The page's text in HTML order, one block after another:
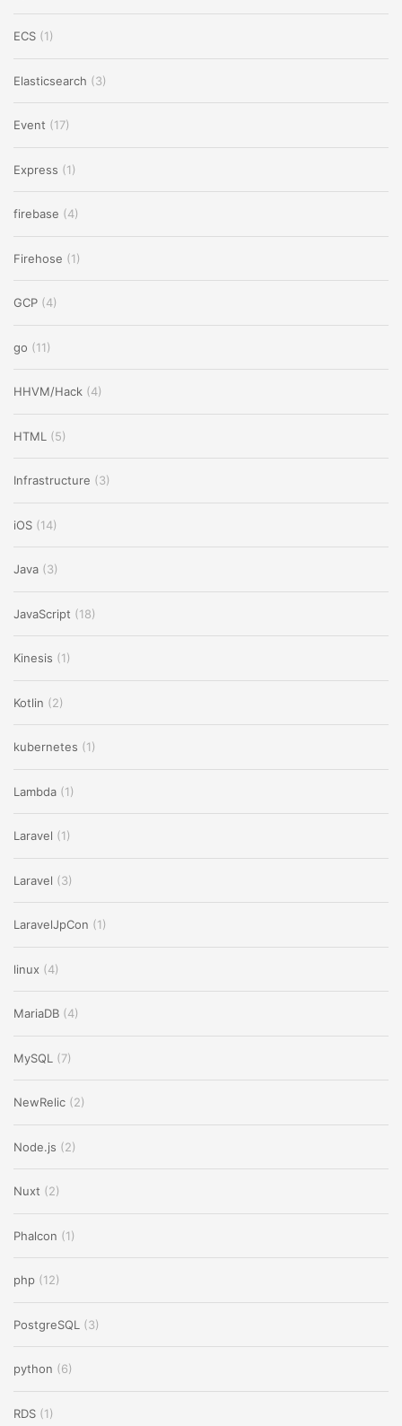
ECS (1)
Elasticsearch (3)
Event (17)
Express (1)
firebase (4)
Firehose (1)
GCP (4)
go (11)
HHVM/Hack (4)
HTML (5)
Infrastructure (3)
iOS (14)
Java (3)
JavaScript (18)
Kinesis (1)
Kotlin (2)
kubernetes (1)
Lambda (1)
Laravel (1)
Laravel (3)
LaravelJpCon (1)
linux (4)
MariaDB (4)
MySQL (7)
NewRelic (2)
Node.js (2)
Nuxt (2)
Phalcon (1)
php (12)
PostgreSQL (3)
python (6)
RDS (1)